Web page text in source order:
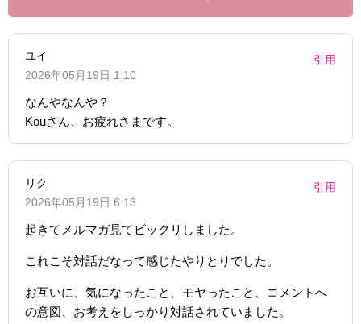
ユイ
2026年05月19日 1:10
引用
なんやなんや？
Kouさん、お疲れさまです。
リク
2026年05月19日 6:13
引用
起きてメルマガ見てビックリしました。
これこそ対話だなって感じたやりとりでした。
お互いに、気になったこと、モヤったこと、コメントへ
の意図、お考えをしっかり対話されていました。